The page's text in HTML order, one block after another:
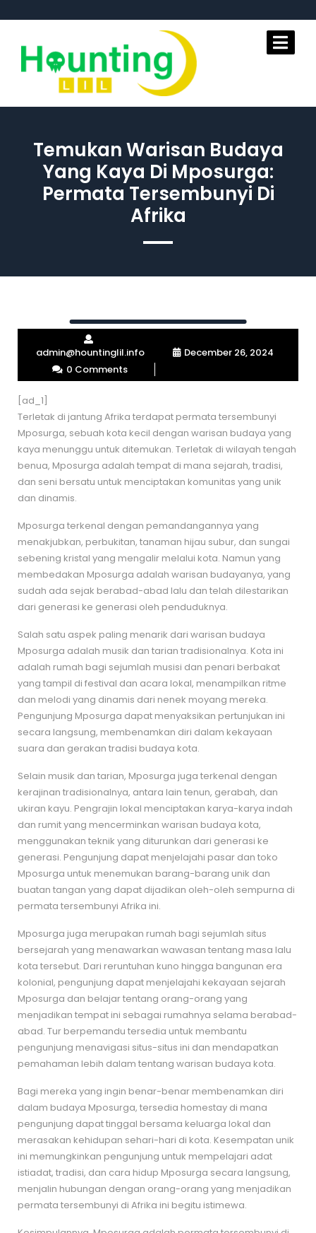
to
content
Temukan Warisan Budaya
Yang Kaya Di Mposurga:
Permata Tersembunyi Di
Afrika
admin@hountinglil.info
December 26, 2024
0 Comments
[ad_1]
Terletak di jantung Afrika terdapat permata tersembunyi
Mposurga, sebuah kota kecil dengan warisan budaya yang
kaya menunggu untuk ditemukan. Terletak di wilayah tengah
benua, Mposurga adalah tempat di mana sejarah, tradisi,
dan seni bersatu untuk menciptakan komunitas yang unik
dan dinamis.
Mposurga terkenal dengan pemandangannya yang
menakjubkan, perbukitan, tanaman hijau subur, dan sungai
sebening kristal yang mengalir melalui kota. Namun yang
membedakan Mposurga adalah warisan budayanya, yang
sudah ada sejak berabad-abad lalu dan telah dilestarikan
dari generasi ke generasi oleh penduduknya.
Salah satu aspek paling menarik dari warisan budaya
Mposurga adalah musik dan tarian tradisionalnya. Kota ini
adalah rumah bagi sejumlah musisi dan penari berbakat
yang tampil di festival dan acara lokal, menampilkan ritme
dan melodi yang dinamis dari nenek moyang mereka.
Pengunjung Mposurga dapat menyaksikan pertunjukan ini
secara langsung, membenamkan diri dalam kekayaan
suara dan gerakan tradisi budaya kota.
Selain musik dan tarian, Mposurga juga terkenal dengan
kerajinan tradisionalnya, antara lain tenun, gerabah, dan
ukiran kayu. Pengrajin lokal menciptakan karya-karya indah
dan rumit yang mencerminkan warisan budaya kota,
menggunakan teknik yang diturunkan dari generasi ke
generasi. Pengunjung dapat menjelajahi pasar dan toko
Mposurga untuk menemukan barang-barang unik dan
buatan tangan yang dapat dijadikan oleh-oleh sempurna di
permata tersembunyi Afrika ini.
Mposurga juga merupakan rumah bagi sejumlah situs
bersejarah yang menawarkan wawasan tentang masa lalu
kota tersebut. Dari reruntuhan kuno hingga bangunan era
kolonial, pengunjung dapat menjelajahi kekayaan sejarah
Mposurga dan belajar tentang orang-orang yang
menjadikan tempat ini sebagai rumahnya selama berabad-
abad. Tur berpemandu tersedia untuk membantu
pengunjung menavigasi situs-situs ini dan mendapatkan
pemahaman lebih dalam tentang warisan budaya kota.
Bagi mereka yang ingin benar-benar membenamkan diri
dalam budaya Mposurga, tersedia homestay di mana
pengunjung dapat tinggal bersama keluarga lokal dan
merasakan kehidupan sehari-hari di kota. Kesempatan unik
ini memungkinkan pengunjung untuk mempelajari adat
istiadat, tradisi, dan cara hidup Mposurga secara langsung,
menjalin hubungan dengan orang-orang yang menjadikan
permata tersembunyi di Afrika ini begitu istimewa.